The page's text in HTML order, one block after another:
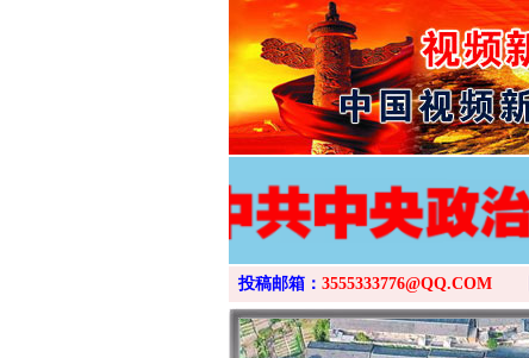
投稿邮箱： 3555333776@QQ.COM